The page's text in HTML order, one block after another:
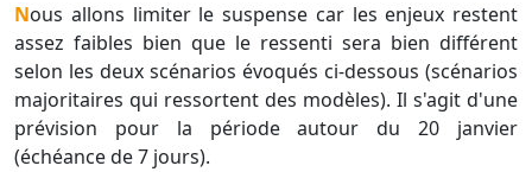
Nous allons limiter le suspense car les enjeux restent
assez faibles bien que le ressenti sera bien différent
selon les deux scénarios évoqués ci-dessous (scénarios
majoritaires qui ressortent des modèles). Il s'agit d'une
prévision pour la période autour du 20 janvier
(échéance de 7 jours).